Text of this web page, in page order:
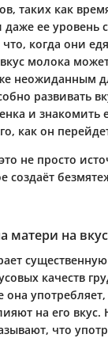
таких как
ее уровень
когда они
молока
неожиданным
развивать
и знакомить
как он
не просто
создаёт
матери на
качеств
она
на его
что